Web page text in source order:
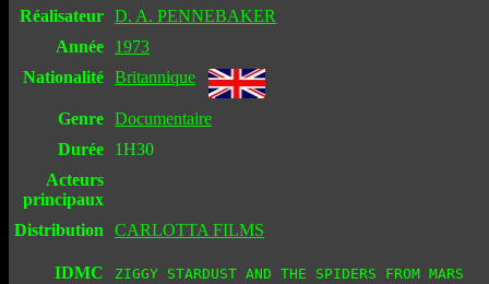
Réalisateur D. A. PENNEBAKER
Année
1973
Nationalité Britannique
Genre Documentaire
Durée
1H30
Acteurs
principaux
Distribution
CARLOTTA FILMS
IDMC ZIGGY STARDUST AND THE SPIDERS FROM MARS